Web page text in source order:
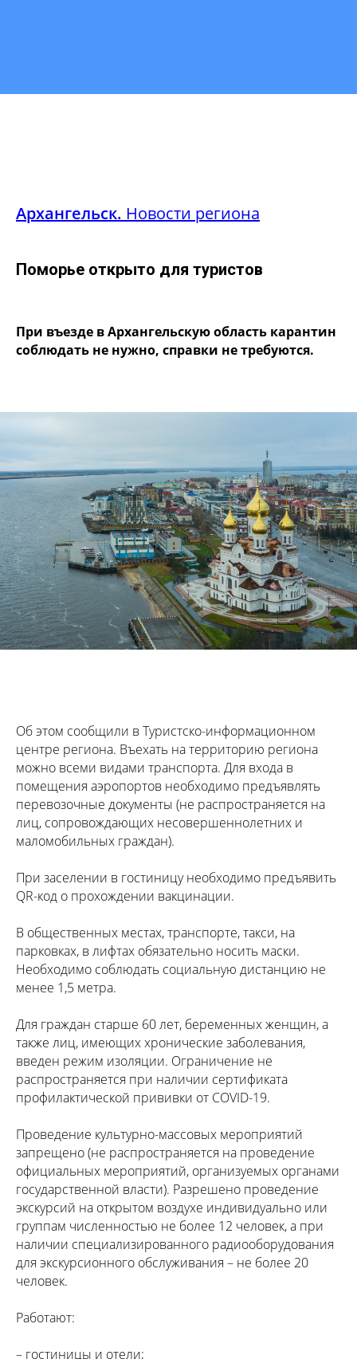
Архангельск. Новости региона
Поморье открыто для туристов
При въезде в Архангельскую область карантин
соблюдать не нужно, справки не требуются.
Об этом сообщили в Туристско-информационном
центре региона. Въехать на территорию региона
можно всеми видами транспорта. Для входа в
помещения аэропортов необходимо предъявлять
перевозочные документы (не распространяется на
лиц, сопровождающих несовершеннолетних и
маломобильных граждан).
При заселении в гостиницу необходимо предъявить
QR-код о прохождении вакцинации.
В общественных местах, транспорте, такси, на
парковках, в лифтах обязательно носить маски.
Необходимо соблюдать социальную дистанцию не
менее 1,5 метра.
Для граждан старше 60 лет, беременных женщин, а
также лиц, имеющих хронические заболевания,
введен режим изоляции. Ограничение не
распространяется при наличии сертификата
профилактической прививки от COVID-19.
Проведение культурно-массовых мероприятий
запрещено (не распространяется на проведение
официальных мероприятий, организуемых органами
государственной власти). Разрешено проведение
экскурсий на открытом воздухе индивидуально или
группам численностью не более 12 человек, а при
наличии специализированного радиооборудования
для экскурсионного обслуживания – не более 20
человек.
Работают:
– гостиницы и отели;